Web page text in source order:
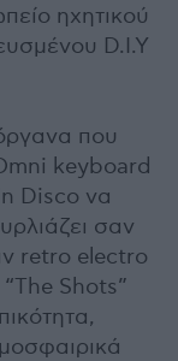
ηχητικού
D.I.Y
που
keyboard
Disco να
σαν
retro electro
Shots”